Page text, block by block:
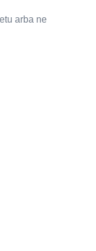
arba ne